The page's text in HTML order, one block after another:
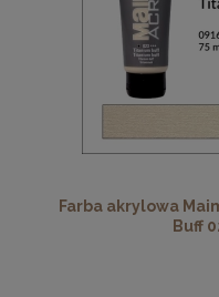
Farba akrylowa
Buff